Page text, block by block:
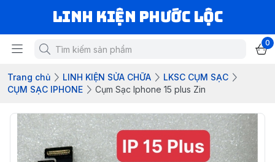
LINH KIỆN PHƯỚC LỘC
0
Trang chủ LINH KIỆN SỬA CHỮA
LKSC CỤM SẠC
CỤM SẠC IPHONE
Cụm Sạc Iphone 15 plus Zin